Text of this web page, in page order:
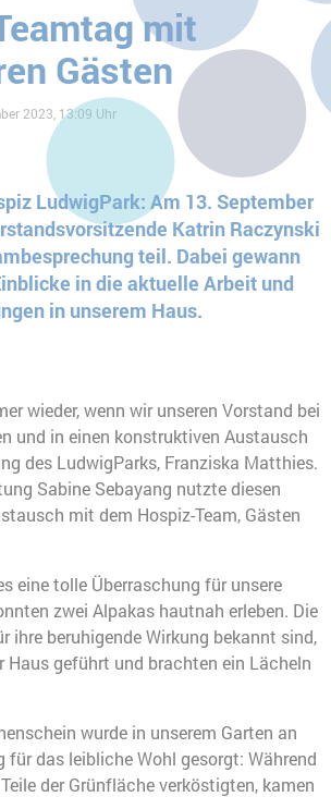
mit
Gästen
2023, 13:09 Uhr
LudwigPark: Am 13. September
Katrin Raczynski
teil. Dabei gewann
in die aktuelle Arbeit und
in unserem Haus.
wieder, wenn wir unseren Vorstand bei
und in einen konstruktiven Austausch
des LudwigParks, Franziska Matthies.
Sabine Sebayang nutzte diesen
mit dem Hospiz-Team, Gästen
eine tolle Überraschung für unsere
zwei Alpakas hautnah erleben. Die
ihre beruhigende Wirkung bekannt sind,
Haus geführt und brachten ein Lächeln
wurde in unserem Garten an
das leibliche Wohl gesorgt: Während
der Grünfläche verköstigten, kamen